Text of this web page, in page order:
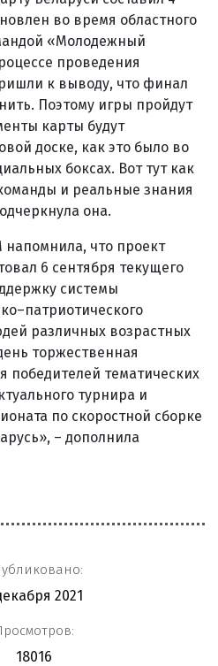
во время областного
«Молодежный
проведения
к выводу, что финал
Поэтому игры пройдут
карты будут
доске, как это было во
боксах. Вот тут как
и реальные знания
она.
что проект
6 сентября текущего
системы
различных возрастных
торжественная
победителей тематических
турнира и
по скоростной сборке
– дополнила
2021
18016